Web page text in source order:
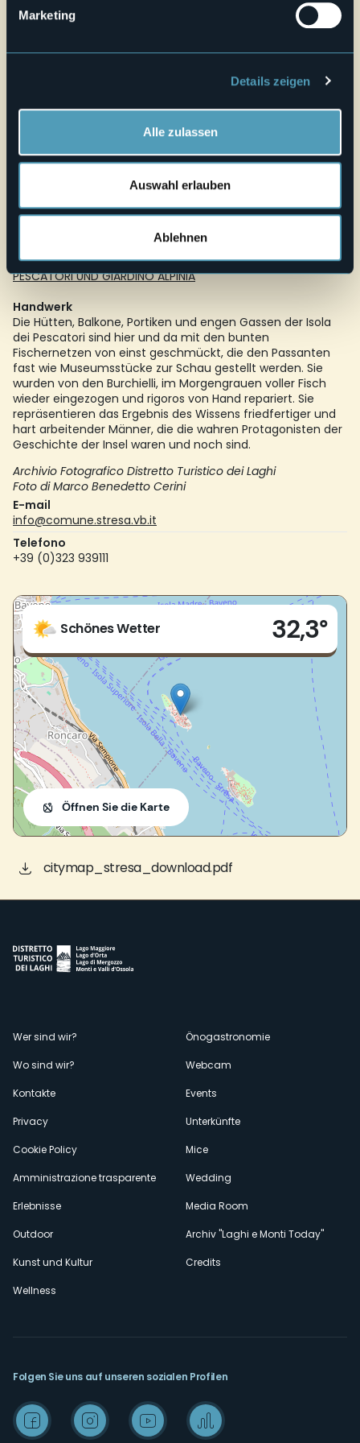
Marketing
Details zeigen
Alle zulassen
Auswahl erlauben
Ablehnen
Souveränin erhielten die duftenden Kekse ihren Namen.
www.distrettolaghi.it/ospitalita
Lago Maggiore: SENTIERO DEI
CASTAGNI DA STRESA A BELGIRATE
Empfohlene Fahrradrouten:Anello Stresa-Arona
zugänglich. Für Personen, die einen manuellen Rollstuhl
benutzen, wird die Anwesenheit einer Begleitperson
Empfohlene Route "For all":Lago Maggiore: ISOLA DEI
PESCATORI UND GIARDINO ALPINIA
Handwerk
Die Hütten, Balkone, Portiken und engen Gassen der Isola
dei Pescatori sind hier und da mit den bunten
Fischernetzen von einst geschmückt, die den Passanten
fast wie Museumsstücke zur Schau gestellt werden. Sie
wurden von den Burchielli, im Morgengrauen voller Fisch
wieder eingezogen und rigoros von Hand repariert. Sie
repräsentieren das Ergebnis des Wissens friedfertiger und
hart arbeitender Männer, die die wahren Protagonisten der
Geschichte der Insel waren und noch sind.
Archivio Fotografico Distretto Turistico dei Laghi
Foto di Marco Benedetto Cerini
E-mail
info@comune.stresa.vb.it
Telefono
+39 (0)323 939111
Schönes Wetter 32,3°
Isola dei Pescatori
28838 - Stresa (VB)
Öffnen Sie die Karte
citymap_stresa_download.pdf
Menù
secondario
Wer sind wir?
Wo sind wir?
Kontakte
Privacy
Cookie Policy
Amministrazione trasparente
Erlebnisse
Outdoor
Kunst und Kultur
Wellness
Önogastronomie
Webcam
Events
Unterkünfte
Mice
Wedding
Media Room
Archiv "Laghi e Monti Today"
Credits
Folgen Sie uns auf unseren sozialen Profilen